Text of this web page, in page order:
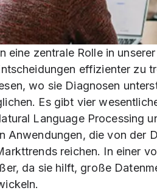
eine zentrale Rolle in
effizienter zu
wo sie Diagnosen
Es gibt vier
Language Processing
Anwendungen, die von der
reichen. In einer
da sie hilft, große